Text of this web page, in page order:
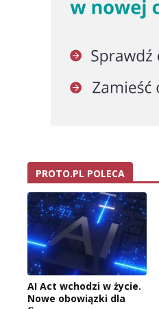
PROTO.PL POLECA
AI Act wchodzi w życie.
Nowe obowiązki dla